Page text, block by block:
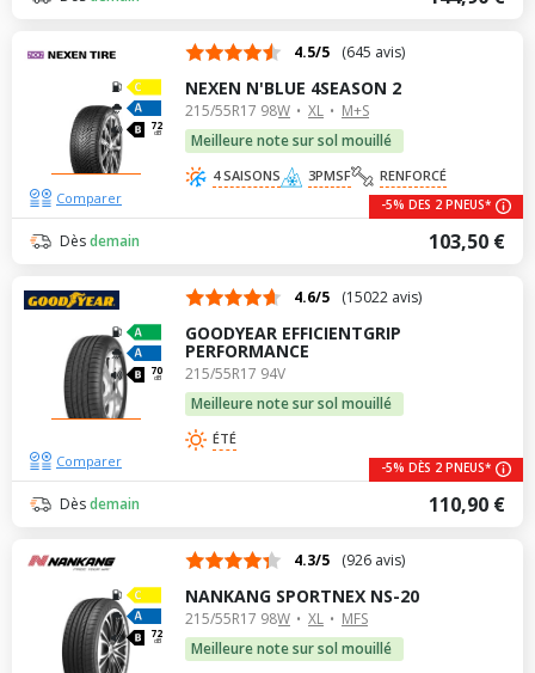
72
dB
4.5/5 (645 avis)
NEXEN N'BLUE 4SEASON 2
215/55R17 98W XL
M+S
Meilleure note sur sol mouillé
4 SAISONS 3PMSF RENFORCÉ
103,50 €
Dèsdemain
Comparer -5% DES 2 PNEUS*
70
dB
4.6/5 (15022 avis)
GOODYEAR EFFICIENTGRIP
PERFORMANCE
215/55R17 94V
Meilleure note sur sol mouillé
ÉTÉ
110,90 €
Dèsdemain
Comparer -5% DÈS 2 PNEUS*
72
dB
4.3/5 (926 avis)
NANKANG SPORTNEX NS-20
215/55R17 98W XL
MFS
Meilleure note sur sol mouillé